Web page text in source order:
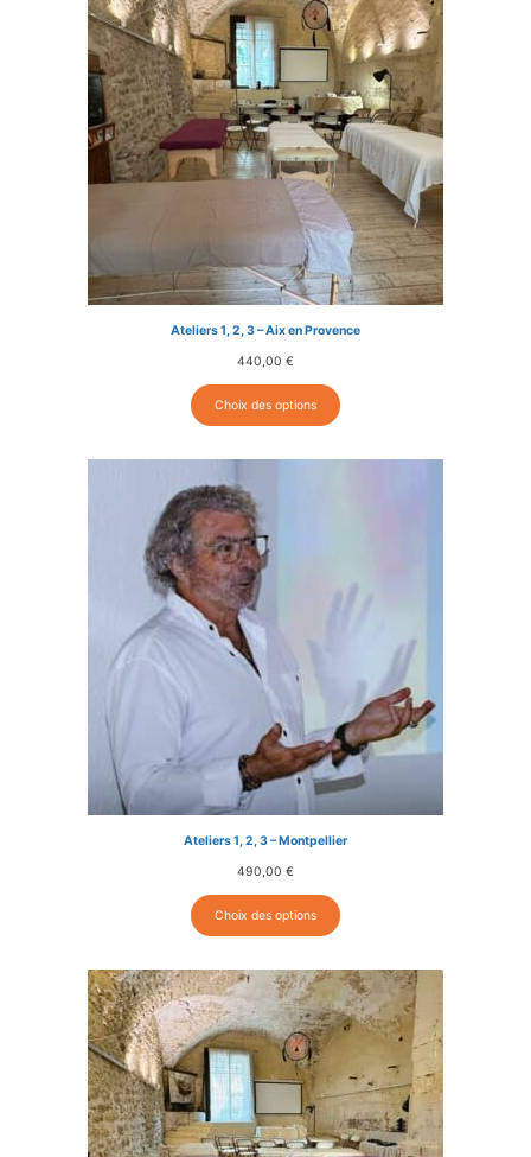
Ateliers 1, 2, 3 – Aix en Provence
440,00 €
Choix des options
Ateliers 1, 2, 3 – Montpellier
490,00 €
Choix des options